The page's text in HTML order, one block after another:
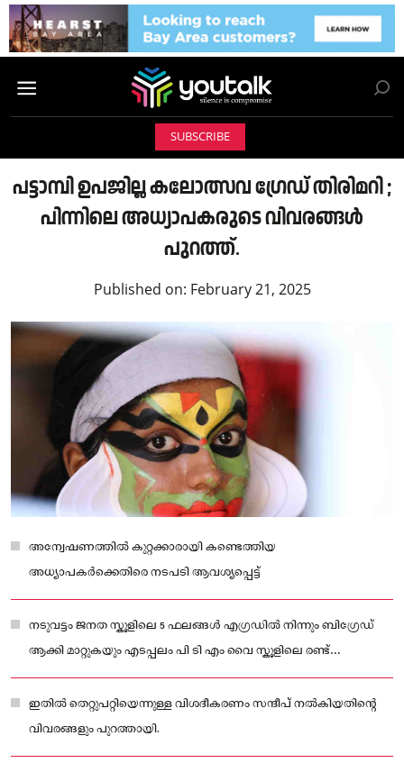
SUBSCRIBE
പട്ടാമ്പി ഉപജില്ല കലോത്സവ ഗ്രേഡ് തിരിമറി ;
പിന്നിലെ അധ്യാപകരുടെ വിവരങ്ങൾ
പുറത്ത്.
Published on: February 21, 2025
അന്വേഷണത്തിൽ കുറ്റക്കാരായി കണ്ടെത്തിയ
അധ്യാപകർക്കെതിരെ നടപടി ആവശ്യപ്പെട്ട്
നടുവട്ടം ജനത സ്കൂളിലെ 5 ഫലങ്ങൾ എഗ്രഡിൽ നിന്നും ബിഗ്രേഡ്
ആക്കി മാറ്റുകയും എടപ്പലം പി ടി എം വൈ സ്കൂളിലെ രണ്ട്
ബിഗ്രേഡുകൾ എ ഗ്രേഡുകൾ ആക്കി മാറ്റുകയും
ഇതിൽ തെറ്റുപറ്റിയെന്നുള്ള വിശദീകരണം സന്ദീപ് നൽകിയതിന്റെ
വിവരങ്ങളും പുറത്തായി.